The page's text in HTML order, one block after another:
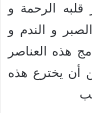
الرحمة و
و الندم و
هذه العناصر
أن يخترع هذه